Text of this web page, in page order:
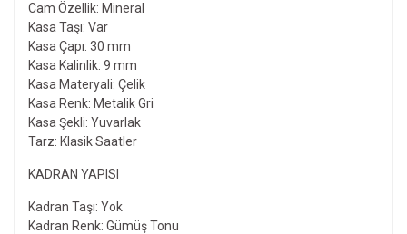
Cam Özellik: Mineral
Kasa Taşı: Var
Kasa Çapı: 30 mm
Kasa Kalinlik: 9 mm
Kasa Materyali: Çelik
Kasa Renk: Metalik Gri
Kasa Şekli: Yuvarlak
Tarz: Klasik Saatler
KADRAN YAPISI
Kadran Taşı: Yok
Kadran Renk: Gümüş Tonu